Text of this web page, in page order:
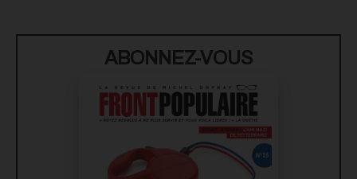
ABONNEZ-VOUS